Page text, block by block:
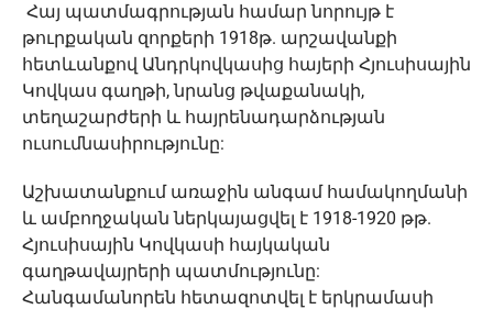
Հայ պատմագրության համար նորույթ է
թուրքական զորքերի 1918թ. արշավանքի
հետևանքով Անդրկովկասից հայերի Հյուսիսային
Կովկաս գաղթի, նրանց թվաքանակի,
տեղաշարժերի և հայրենադարձության
ուսումնասիրությունը:
Աշխատանքում առաջին անգամ համակողմանի
և ամբողջական ներկայացվել է 1918-1920 թթ.
Հյուսիսային Կովկասի հայկական
գաղթավայրերի պատմությունը:
Հանգամանորեն հետազոտվել է երկրամասի